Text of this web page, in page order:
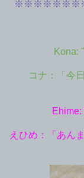
Kona:
コナ：「今
えひめ：「あん